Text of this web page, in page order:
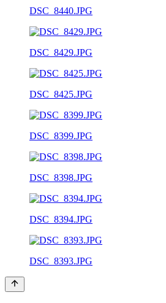
DSC_8440.JPG
DSC_8429.JPG
DSC_8425.JPG
DSC_8399.JPG
DSC_8398.JPG
DSC_8394.JPG
DSC_8393.JPG